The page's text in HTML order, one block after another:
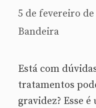
5 de fevereiro de
Bandeira
Está com
tratamentos
gravidez? Esse